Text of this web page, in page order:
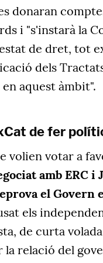
donaran
i "s'instarà la
de dret, tot
dels
aquest àmbit".
de fer
volien votar a
amb ERC
el Govern
els
de curta
relació del